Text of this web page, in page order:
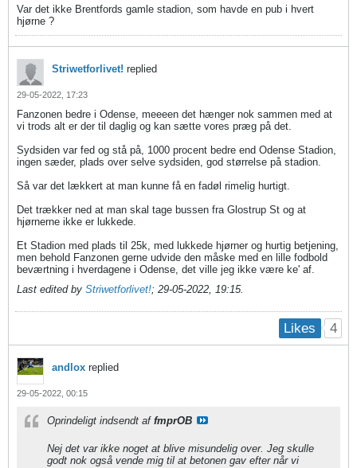
Var det ikke Brentfords gamle stadion, som havde en pub i hvert
hjørne ?
Striwetforlivet! replied
29-05-2022, 17:23
Fanzonen bedre i Odense, meeeen det hænger nok sammen med at
vi trods alt er der til daglig og kan sætte vores præg på det.
Sydsiden var fed og stå på, 1000 procent bedre end Odense Stadion,
ingen sæder, plads over selve sydsiden, god størrelse på stadion.
Så var det lækkert at man kunne få en fadøl rimelig hurtigt.
Det trækker ned at man skal tage bussen fra Glostrup St og at
hjørnerne ikke er lukkede.
​​​​​​Et Stadion med plads til 25k, med lukkede hjørner og hurtig betjening,
men behold Fanzonen gerne udvide den måske med en lille fodbold
beværtning i hverdagene i Odense, det ville jeg ikke være ke' af.
Last edited by Striwetforlivet!; 29-05-2022, 19:15.
Likes 4
andlox replied
29-05-2022, 00:15
Oprindeligt indsendt af fmprOB
Nej det var ikke noget at blive misundelig over. Jeg skulle
godt nok også vende mig til at betonen gav efter når vi